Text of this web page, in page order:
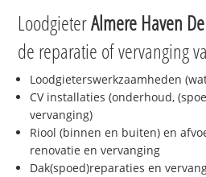
LoodgieterAlmere Haven
de reparatie of vervanging
Loodgieterswerkzaamheden
CV installaties (onderhoud,
vervanging)
Riool (binnen en buiten) en
renovatie en vervanging
Dak(spoed)reparaties en